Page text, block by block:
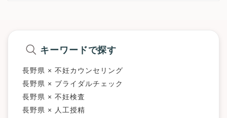
キーワードで探す
長野県 × 不妊カウンセリング
長野県 × ブライダルチェック
長野県 × 不妊検査
長野県 × 人工授精